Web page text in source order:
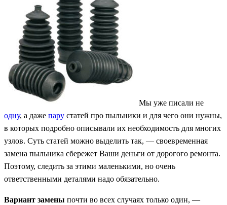
Мы уже писали не
одну, а даже пару статей про пыльники и для чего они нужны,
в которых подробно описывали их необходимость для многих
узлов. Суть статей можно выделить так, — своевременная
замена пыльника сбережет Ваши деньги от дорогого ремонта.
Поэтому, следить за этими маленькими, но очень
ответственными деталями надо обязательно.
Вариант замены почти во всех случаях только один, —